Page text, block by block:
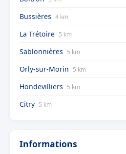
Bussières 4 km
La Trétoire 5 km
Sablonnières 5 km
Orly-sur-Morin 5 km
Hondevilliers 5 km
Citry 5 km
Informations